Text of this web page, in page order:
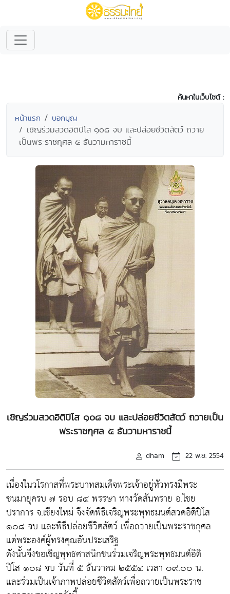
ค้นหาในเว็บไซต์ :
หน้าแรก บอกบุญ
เชิญร่วมสวดอิติปิโส ๑๐๘ จบ และปล่อยชีวิตสัตว์ ถวาย
เป็นพระราชกุศล ๕ ธันวามหาราชนี้
เชิญร่วมสวดอิติปิโส ๑๐๘ จบ และปล่อยชีวิตสัตว์ ถวายเป็น
พระราชกุศล ๕ ธันวามหาราชนี้
dham 22 พ.ย. 2554
เนื่องในวโรกาสที่พระบาทสมเด็จพระเจ้าอยู่หัวทรงมีพระ
ชนมายุครบ ๗ รอบ ๘๔ พรรษา ทางวัดสันทราย อ.ไชย
ปราการ จ.เชียงใหม่ จึงจัดพิธีเจริญพระพุทธมนต์สวดอิติปิโส
๑๐๘ จบ และพิธีปล่อยชีวิตสัตว์ เพื่อถวายเป็นพระราชกุศล
แด่พระองค์ผู้ทรงคุณอันประเสริฐ
ดังนั้นจึงขอเชิญพุทธศาสนิกชนร่วมเจริญพระพุทธมนต์อิติ
ปิโส ๑๐๘ จบ วันที่ ๕ ธันวาคม ๒๕๕๔ เวลา ๐๙.๐๐ น.
และร่วมเป็นเจ้าภาพปล่อยชีวิตสัตว์เพื่อถวายเป็นพระราช